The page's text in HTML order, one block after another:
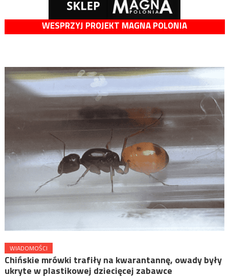
WESPRZYJ PROJEKT MAGNA POLONIA
WIADOMOŚCI
Chińskie mrówki trafiły na kwarantannę, owady były
ukryte w plastikowej dziecięcej zabawce